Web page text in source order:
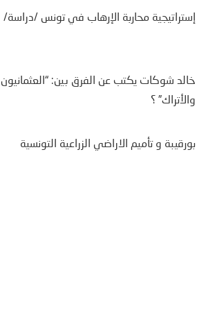
خليفة بن سالم يكتب: “من
مواجهة حصار متعدد الجبهات”
إستراتيجية محاربة الإرهاب في تونس /دراسة/
خالد شوكات يكتب عن الفرق بين: “العثمانيون
والأتراك” ؟
بورقيبة و تأميم الاراضي الزراعية التونسية